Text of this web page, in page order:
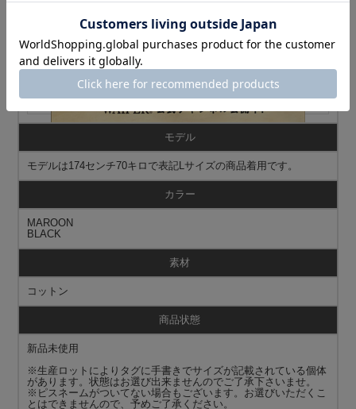
M 75cm 63cm 63cm 48cm
L 83cm 67cm 67cm 51cm
XL 91cm 71cm 71cm 54cm
モデル
モデルは174センチ70キロで表記Lサイズの商品着用です。
カラー
MAROON
BLACK
素材
コットン
商品状態
新品未使用
※生産ロットによりタグに手書きでサイズが記載されている個体
があります。状態はお選び出来ませんのでご了承下さいませ。
※ピスネームがついてない場合もございます。お選びいただくこ
とはできませんので、予めご了承ください。